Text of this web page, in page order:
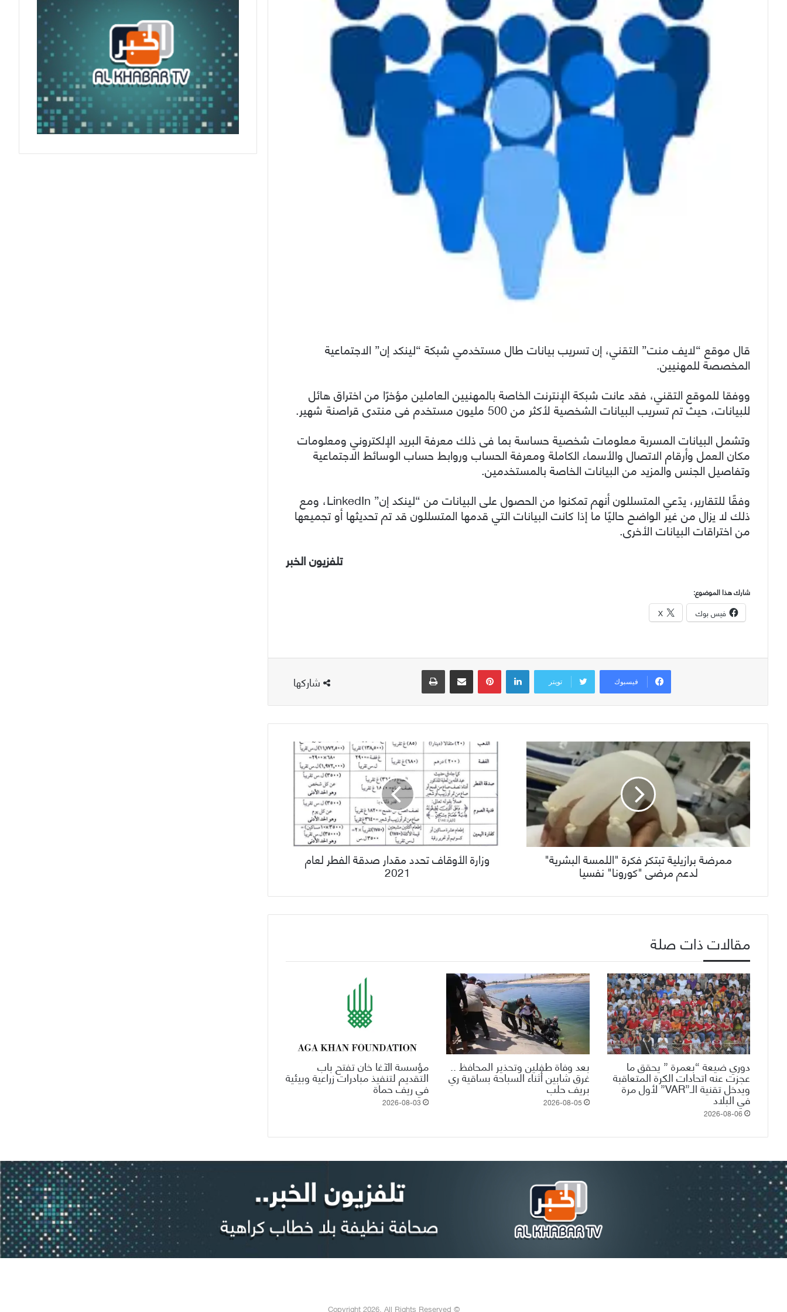
قال موقع “لايف منت” التقني، إن تسريب بيانات طال مستخدمي شبكة “لينكد إن” الاجتماعية
المخصصة للمهنيين.
ووفقا للموقع التقني، فقد عانت شبكة الإنترنت الخاصة بالمهنيين العاملين مؤخرًا من اختراق هائل
للبيانات، حيث تم تسريب البيانات الشخصية لأكثر من 500 مليون مستخدم فى منتدى قراصنة شهير.
وتشمل البيانات المسربة معلومات شخصية حساسة بما فى ذلك معرفة البريد الإلكتروني ومعلومات
مكان العمل وأرقام الاتصال والأسماء الكاملة ومعرفة الحساب وروابط حساب الوسائط الاجتماعية
وتفاصيل الجنس والمزيد من البيانات الخاصة بالمستخدمين.
وفقًا للتقارير، يدّعي المتسللون أنهم تمكنوا من الحصول على البيانات من “لينكد إن” LinkedIn، ومع
ذلك لا يزال من غير الواضح حاليًا ما إذا كانت البيانات التي قدمها المتسللون قد تم تحديثها أو تجميعها
من اختراقات البيانات الأخرى.
تلفزيون الخبر
شارك هذا الموضوع:
فيس بوك X
شاركها فيسبوك تويتر
لينكدإن بينتيريست مشاركة عبر البريد طباعة
ممرضة برازيلية تبتكر فكرة "اللمسة البشرية"
لدعم مرضى "كورونا" نفسيا
وزارة الأوقاف تحدد مقدار صدقة الفطر لعام
2021
مقالات ذات صلة
دوري ضيعة “بعمرة ” يحقق ما
عجزت عنه اتحادات الكرة المتعاقبة
ويدخل تقنية الـ”VAR” لأول مرة
في البلاد
2026-08-06
بعد وفاة طفلين وتحذير المحافظ ..
غرق شابين أثناء السباحة بساقية ري
بريف حلب
2026-08-05
مؤسسة الآغا خان تفتح باب
التقديم لتنفيذ مبادرات زراعية وبيئية
في ريف حماة
2026-08-03
© Copyright 2026, All Rights Reserved